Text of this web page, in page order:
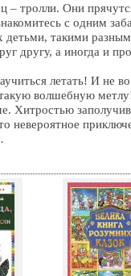
– тролли. Они
с одним
такими
другу, а иногда и
летать! И не
волшебную
Хитростью
невероятное